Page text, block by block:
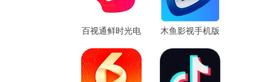
百视通鲜时光电
木鱼影视手机版